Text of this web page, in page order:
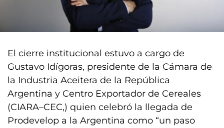
El cierre institucional estuvo a cargo de
Gustavo Idígoras, presidente de la Cámara de
la Industria Aceitera de la República
Argentina y Centro Exportador de Cereales
(CIARA–CEC,) quien celebró la llegada de
Prodevelop a la Argentina como “un paso